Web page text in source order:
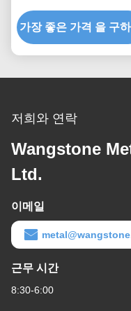
조각
가장 좋은 가격 을 구
저희와 연락
Wangstone
Ltd.
이메일
근무 시간
8:30-6:00